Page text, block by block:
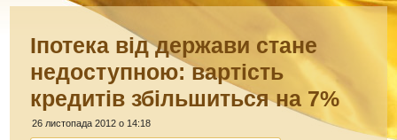
Іпотека від держави стане
недоступною: вартість
кредитів збільшиться на 7%
26 листопада 2012 о 14:18